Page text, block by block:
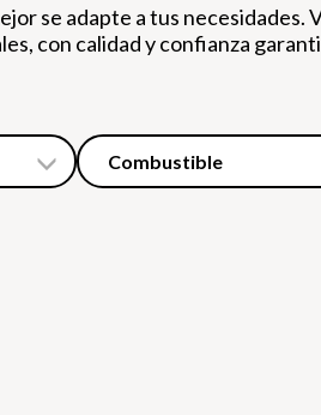
se adapte a tus necesidades.
con calidad y confianza
Combustible